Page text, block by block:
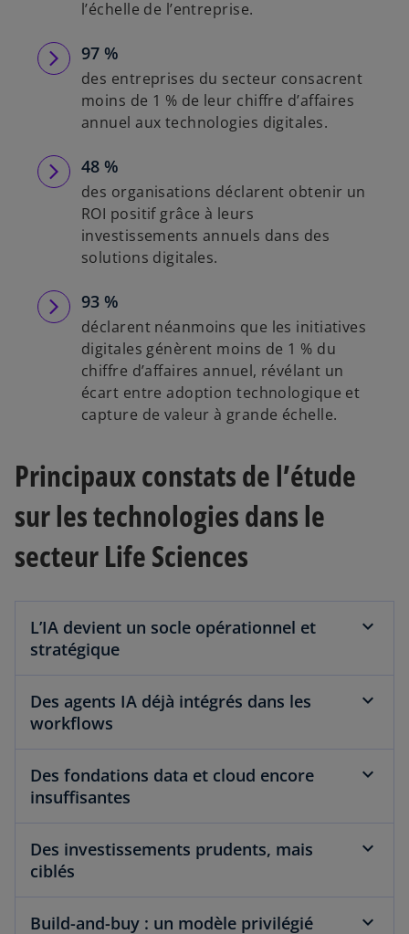
l’échelle de l’entreprise.
97 %
des entreprises du secteur consacrent
moins de 1 % de leur chiffre d’affaires
annuel aux technologies digitales.
48 %
des organisations déclarent obtenir un
ROI positif grâce à leurs
investissements annuels dans des
solutions digitales.
93 %
déclarent néanmoins que les initiatives
digitales génèrent moins de 1 % du
chiffre d’affaires annuel, révélant un
écart entre adoption technologique et
capture de valeur à grande échelle.
Principaux constats de l’étude
sur les technologies dans le
secteur Life Sciences
L’IA devient un socle opérationnel et
stratégique
Des agents IA déjà intégrés dans les
workflows
Des fondations data et cloud encore
insuffisantes
Des investissements prudents, mais
ciblés
Build-and-buy : un modèle privilégié